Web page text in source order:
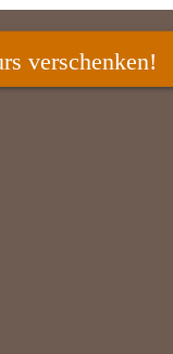
verschenken!